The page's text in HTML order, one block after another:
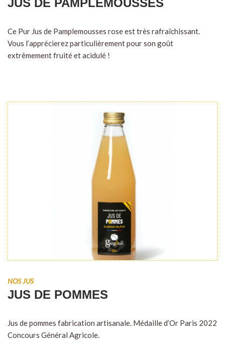
JUS DE PAMPLEMOUSSES
Ce Pur Jus de Pamplemousses rose est très rafraîchissant.
Vous l’apprécierez particulièrement pour son goût
extrêmement fruité et acidulé !
NOS JUS
JUS DE POMMES
Jus de pommes fabrication artisanale. Médaille d’Or Paris 2022
Concours Général Agricole.